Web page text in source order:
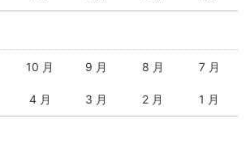
10 月 9 月 8 月 7 月
4 月 3 月 2 月 1 月